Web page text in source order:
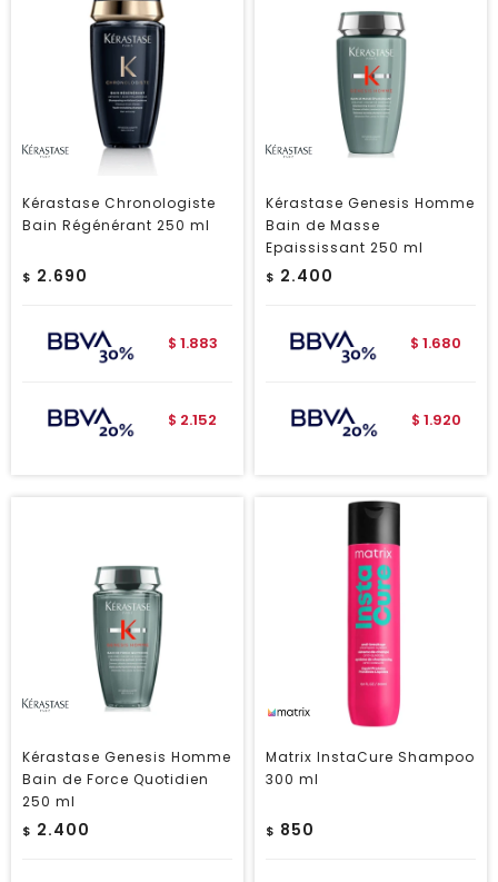
Kérastase Chronologiste
Bain Régénérant 250 ml
$ 2.690
$ 1.883
$ 2.152
Kérastase Genesis Homme
Bain de Masse
Epaississant 250 ml
$ 2.400
$ 1.680
$ 1.920
Kérastase Genesis Homme
Bain de Force Quotidien
250 ml
$ 2.400
Matrix InstaCure Shampoo
300 ml
$ 850